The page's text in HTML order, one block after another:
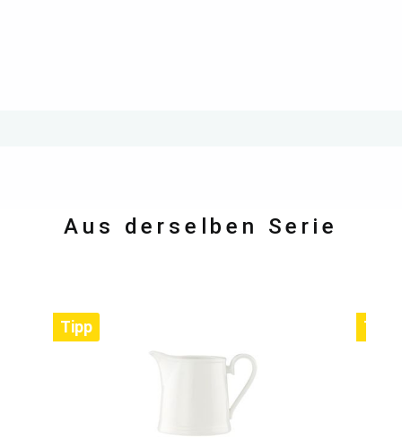
Aus derselben Serie
Tipp Tipp